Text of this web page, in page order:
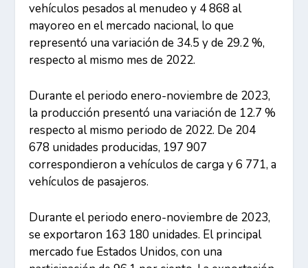
vehículos pesados al menudeo y 4 868 al
mayoreo en el mercado nacional, lo que
representó una variación de 34.5 y de 29.2 %,
respecto al mismo mes de 2022.
Durante el periodo enero-noviembre de 2023,
la producción presentó una variación de 12.7 %
respecto al mismo periodo de 2022. De 204
678 unidades producidas, 197 907
correspondieron a vehículos de carga y 6 771, a
vehículos de pasajeros.
Durante el periodo enero-noviembre de 2023,
se exportaron 163 180 unidades. El principal
mercado fue Estados Unidos, con una